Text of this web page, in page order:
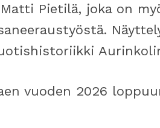
Pietilä, joka on
vuoden 2026